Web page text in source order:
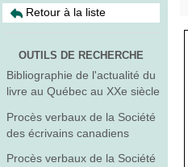
Retour à la liste
OUTILS DE RECHERCHE
Bibliographie de l'actualité du
livre au Québec au XXe siècle
Procès verbaux de la Société
des écrivains canadiens
Procès verbaux de la Société